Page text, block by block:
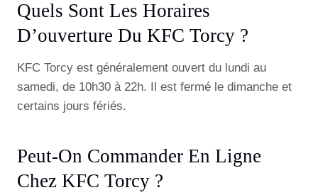
Quels Sont Les Horaires
D’ouverture Du KFC Torcy ?
KFC Torcy est généralement ouvert du lundi au
samedi, de 10h30 à 22h. Il est fermé le dimanche et
certains jours fériés.
Peut-On Commander En Ligne
Chez KFC Torcy ?